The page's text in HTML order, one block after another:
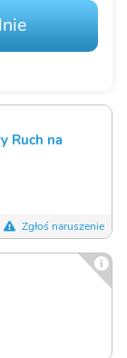
Ruch na
Zgłoś naruszenie